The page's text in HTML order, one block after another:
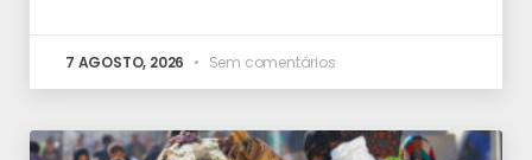
7 AGOSTO, 2026 Sem comentários